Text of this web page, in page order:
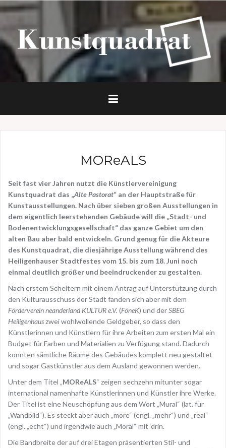
Z
I
p
MOReALS
Seit fast vier Jahren nutzt die Künstlervereinigung
Kunstquadrat das „Alte Pastorat“ an der Hauptstraße für
Kunstausstellungen. Nach über sieben großen Ausstellungen in
dem eigentlich leerstehenden Gebäude will die „Stadt- und
Bodenentwicklungsgesellschaft“ das ganze Gebiet um den
alten Bau aber bald entwickeln. Grund genug für die Akteure
des Kunstquadrat, die diesjährige Ausstellung während des
Heiligenhauser Stadtfestes vom 15. bis zum 18. Juni noch
einmal deutlich größer und beeindruckender zu gestalten.
Nach erstem Scheitern mit einem Antrag auf Unterstützung durch
den Kulturausschuss der Stadt fanden sich aber mit dem
Förderverein neanderland KULTUR e.V. (FöneK) und derSBEG
Heiligenhauszwei wohlwollende Geldgeber, so dass den
Künstlerinnen und Künstlern für ihre Arbeiten zum ersten Mal ein
Budget für Farben und Materialien zu Verfügung stand. Dadurch
konnten sämtliche Räume des Gebäudes komplett neu gestaltet
und sogar Gastkünstler aus dem Ausland gewonnen werden.
Unter dem Titel „MOReALS“ zeigen sechzehn mitunter sogar
international namenhafte Künstlerinnen und Künstler ihre Werke.
Der Titel ist eine Neuschöpfung aus dem Wort „Mural“ (lat. für
„Wandbild“). Es steckt aber auch „more“ (engl. „mehr“) und „real“
(engl. „echt“) und irgendwie auch „Moral“ mit ‘drin.
Die Bandbreite der auf drei Etagen präsentierten Stil- und